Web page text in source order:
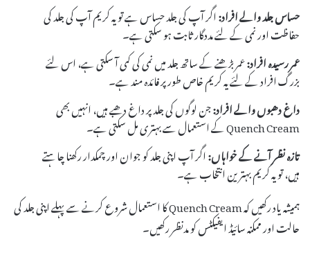
حساس جلد والے افراد:اگر آپ کی جلد حساس ہے تو یہ کریم آپ کی جلد کی
حفاظت اور نمی کے لئے مددگار ثابت ہو سکتی ہے۔
عمر رسیدہ افراد:عمر بڑھنے کے ساتھ جلد میں نمی کی کمی آ سکتی ہے، اس لئے
بزرگ افراد کے لئے یہ کریم خاص طور پر فائدہ مند ہے۔
داغ دھبوں والے افراد:جن لوگوں کی جلد پر داغ دھبے ہیں، انہیں بھی
Quench Cream کے استعمال سے بہتری مل سکتی ہے۔
تازہ نظر آنے کے خواہاں:اگر آپ اپنی جلد کو جوان اور چمکدار رکھنا چاہتے
ہیں، تو یہ کریم بہترین انتخاب ہے۔
ہمیشہ یاد رکھیں کہ Quench Cream کا استعمال شروع کرنے سے پہلے اپنی جلد کی
حالت اور ممکنہ سائیڈ ایفیکٹس کو مدنظر رکھیں۔